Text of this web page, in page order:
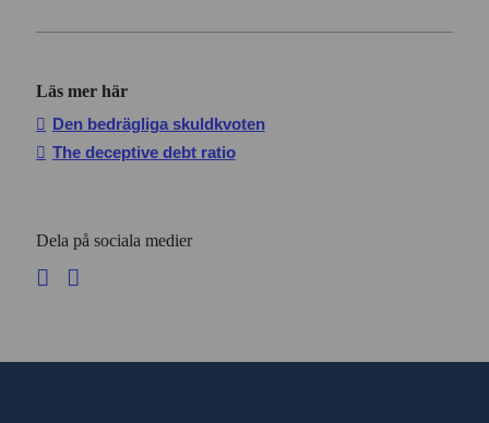
Läs mer här
Den bedrägliga skuldkvoten
The deceptive debt ratio
Dela på sociala medier